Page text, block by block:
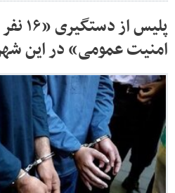
پلیس
امنیت عمومی» در این